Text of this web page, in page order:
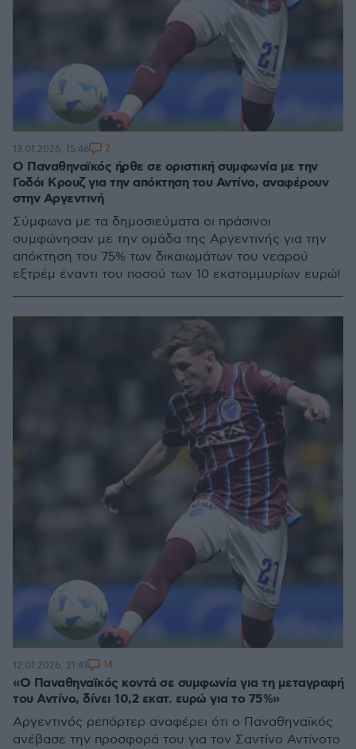
Ο Παναθηναϊκός ήρθε σε οριστική συμφωνία με την
Γοδόι Κρουζ για την απόκτηση του Αντίνο, αναφέρουν
στην Αργεντινή
Σύμφωνα με τα δημοσιεύματα οι πράσινοι
συμφώνησαν με την ομάδα της Αργεντινής για την
απόκτηση του 75% των δικαιωμάτων του νεαρού
εξτρέμ έναντι του ποσού των 10 εκατομμυρίων ευρώ!
13.01.2026, 15:46 2
«Ο Παναθηναϊκός κοντά σε συμφωνία για τη μεταγραφή
του Αντίνο, δίνει 10,2 εκατ. ευρώ για το 75%»
Αργεντινός ρεπόρτερ αναφέρει ότι ο Παναθηναϊκός
ανέβασε την προσφορά του για τον Σαντίνο Αντίνοτο
12.01.2026, 21:41 14